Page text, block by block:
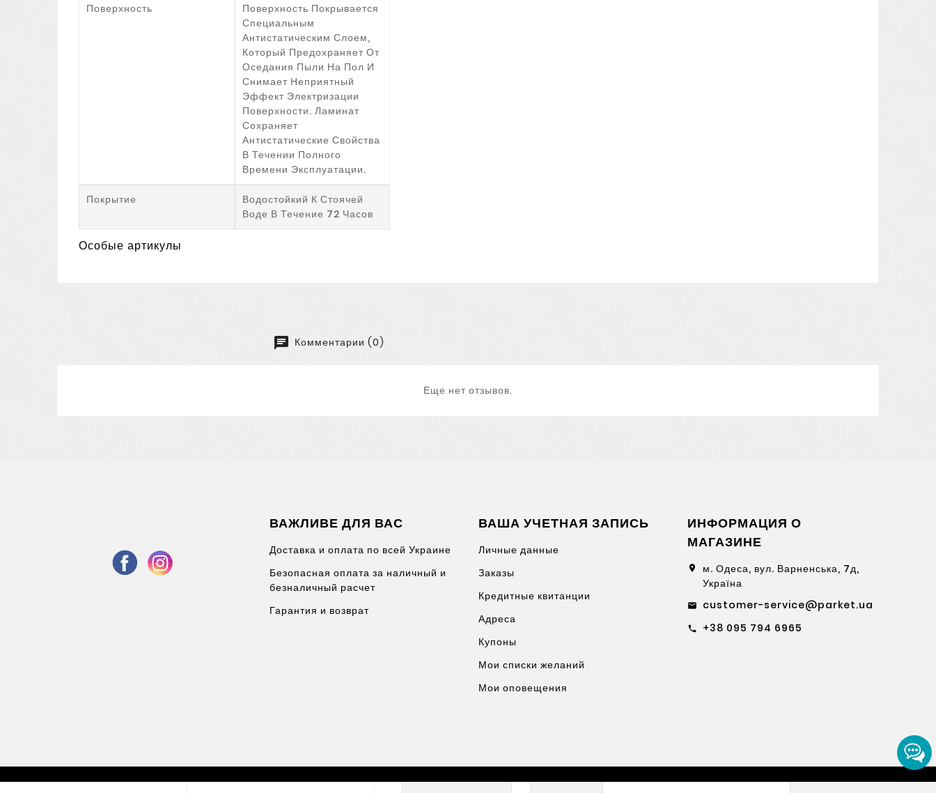
Поверхность
Поверхность Покрывается
Специальным
Антистатическим Слоем,
Который Предохраняет От
Оседания Пыли На Пол И
Снимает Неприятный
Эффект Электризации
Поверхности. Ламинат
Сохраняет
Антистатические Свойства
В Течении Полного
Времени Эксплуатации.
Покрытие
Водостойкий К Стоячей
Воде В Течение 72 Часов
Особые артикулы
Комментарии (0)
Еще нет отзывов.
ВАЖЛИВЕ ДЛЯ ВАС
Доставка и оплата по всей Украине
Безопасная оплата за наличный и
безналичный расчет
Гарантия и возврат
ВАША УЧЕТНАЯ ЗАПИСЬ
Личные данные
Заказы
Кредитные квитанции
Адреса
Купоны
Мои списки желаний
Мои оповещения
ИНФОРМАЦИЯ О
МАГАЗИНЕ
location_on
м. Одеса, вул. Варненська, 7д,
Україна
email customer-service@parket.ua
call +38 095 794 6965